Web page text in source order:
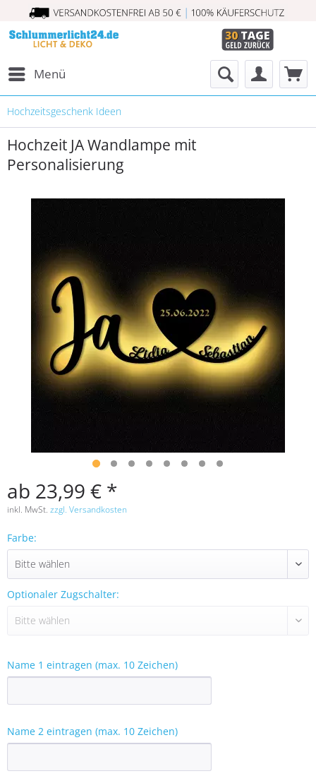
Menü
Hochzeitsgeschenk Ideen
Hochzeit JA Wandlampe mit
Personalisierung
ab 23,99 € *
inkl. MwSt. zzgl. Versandkosten
Farbe:
Optionaler Zugschalter:
Name 1 eintragen (max. 10 Zeichen)
Name 2 eintragen (max. 10 Zeichen)